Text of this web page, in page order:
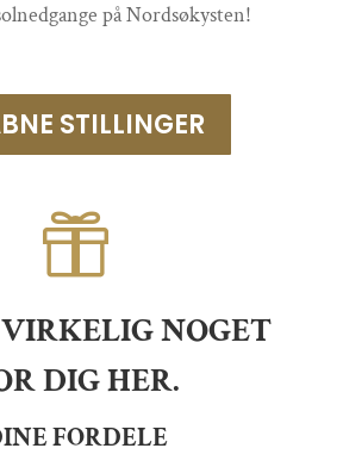
på Nordsøkysten!
STILLINGER

NOGET
DIG HER.
FORDELE